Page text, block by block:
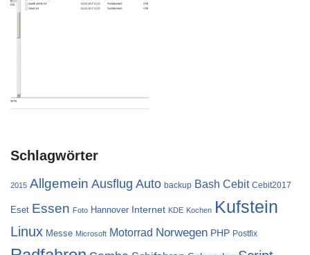
Schlagwörter
2015 Allgemein Ausflug Auto backup Bash Cebit Cebit2017
Eset Essen Foto Hannover Internet KDE Kochen Kufstein
Linux Messe Microsoft Motorrad Norwegen PHP Postfix